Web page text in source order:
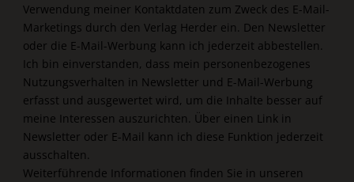
Verwendung meiner Kontaktdaten zum Zweck des E-Mail-
Marketings durch den Verlag Herder ein. Den Newsletter
oder die E-Mail-Werbung kann ich jederzeit abbestellen.
Ich bin einverstanden, dass mein personenbezogenes
Nutzungsverhalten in Newsletter und E-Mail-Werbung
erfasst und ausgewertet wird, um die Inhalte besser auf
meine Interessen auszurichten. Über einen Link in
Newsletter oder E-Mail kann ich diese Funktion jederzeit
ausschalten.
Weiterführende Informationen finden Sie in unseren